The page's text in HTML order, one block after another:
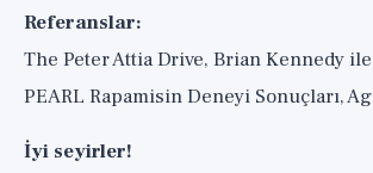
Referanslar:
The Peter Attia Drive, Brian Kennedy
PEARL Rapamisin Deneyi Sonuçları,
İyi seyirler!